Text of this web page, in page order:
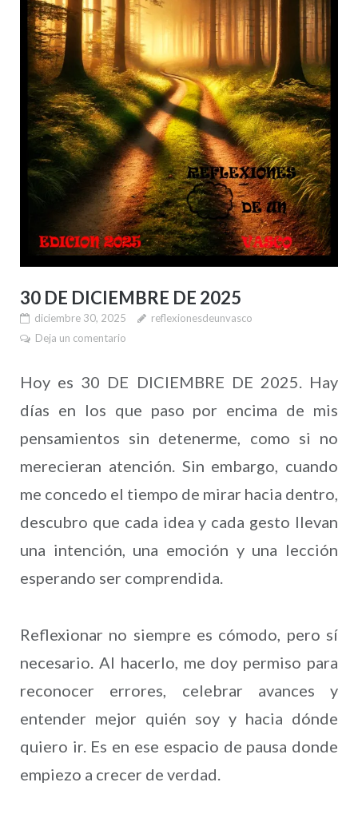
30 DE DICIEMBRE DE 2025
diciembre 30, 2025
reflexionesdeunvasco
Deja un comentario
Hoy es 30 DE DICIEMBRE DE 2025. Hay
días en los que paso por encima de mis
pensamientos sin detenerme, como si no
merecieran atención. Sin embargo, cuando
me concedo el tiempo de mirar hacia dentro,
descubro que cada idea y cada gesto llevan
una intención, una emoción y una lección
esperando ser comprendida.
Reflexionar no siempre es cómodo, pero sí
necesario. Al hacerlo, me doy permiso para
reconocer errores, celebrar avances y
entender mejor quién soy y hacia dónde
quiero ir. Es en ese espacio de pausa donde
empiezo a crecer de verdad.